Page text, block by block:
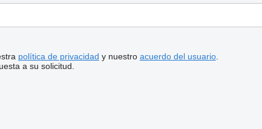
política de privacidad y nuestro acuerdo del usuario.
a su solicitud.